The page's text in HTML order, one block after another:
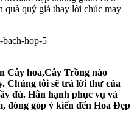
quà quý giá thay lời chúc may
Cây hoa,Cây Trồng nào
Chúng tôi sẽ trả lời thư của
đủ. Hân hạnh phục vụ và
đóng góp ý kiến đến Hoa Đẹp